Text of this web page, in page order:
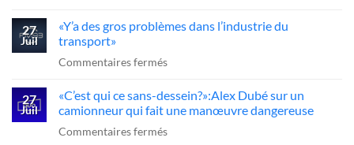
:
chauffeur
la
FCCRQ
presse
CTV
27
Juil
«Y’a des gros problèmes dans l’industrie du
transport»
Commentaires ferméssur
des
gros
problèmes
27
Juil
«C’est qui ce sans-dessein?»:Alex Dubé sur un
camionneur qui fait une manœuvre dangereuse
Commentaires ferméssur